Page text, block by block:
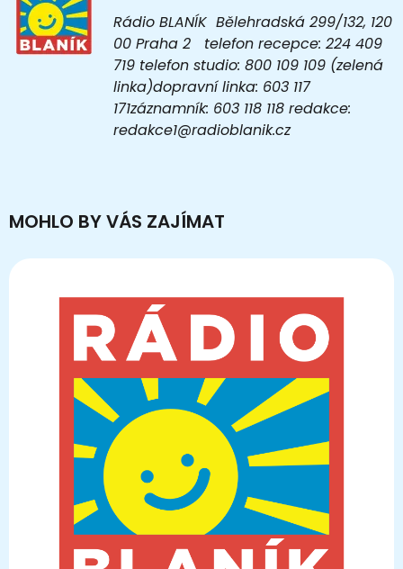
Rádio BLANÍK Bělehradská 299/132, 120
00 Praha 2 telefon recepce: 224 409
719 telefon studio: 800 109 109 (zelená
linka)dopravní linka: 603 117
171záznamník: 603 118 118 redakce:
redakce1@radioblanik.cz
MOHLO BY VÁS ZAJÍMAT